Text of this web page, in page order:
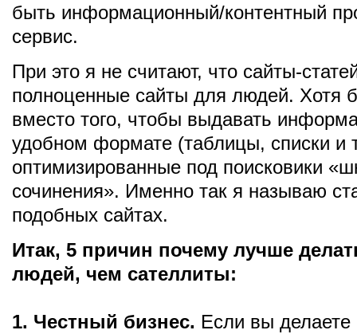
быть информационный/контентный
сервис.
При это я не считают, что сайты-
полноценные сайты для людей. Хотя
вместо того, чтобы выдавать
удобном формате (таблицы, списки и
оптимизированные под поисковики
сочинения». Именно так я называю
подобных сайтах.
Итак, 5 причин почему лучше
людей, чем сателлиты:
1. Честный бизнес. Если вы делаете